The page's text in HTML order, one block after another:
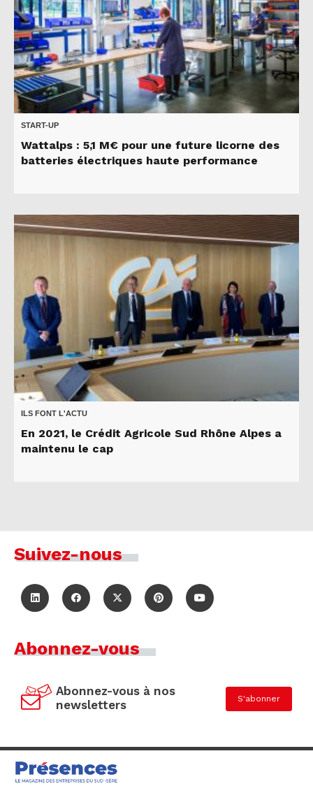
START-UP
Wattalps : 5,1 M€ pour une future licorne des
batteries électriques haute performance
ILS FONT L'ACTU
En 2021, le Crédit Agricole Sud Rhône Alpes a
maintenu le cap
Suivez-nous
Abonnez-vous
Abonnez-vous à nos
newsletters
S'abonner